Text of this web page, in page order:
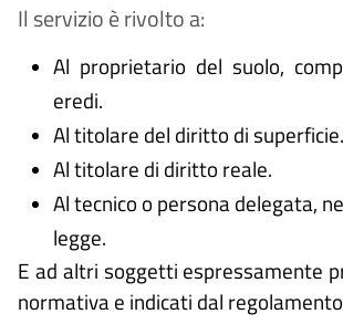
Il servizio è rivolto a:
Al proprietario del suolo,
eredi.
Al titolare del diritto di superficie.
Al titolare di diritto reale.
Al tecnico o persona delegata,
legge.
E ad altri soggetti espressamente
normativa e indicati dal